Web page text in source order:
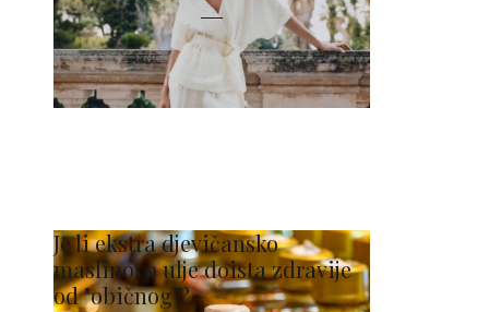
Je li ekstra djevičansko
maslinovo ulje doista zdravije
od "običnog"?